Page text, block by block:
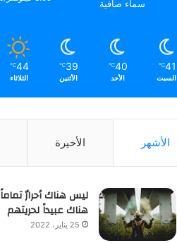
سماء صافية
41
℃
السبت
40
℃
الأحد
39
℃
الأثنين
44
℃
الثلاثاء
الأشهر الأخيرة
ليس هناك أحرارٌ
هناك عبيداً لحريتهم
25 يناير، 2022